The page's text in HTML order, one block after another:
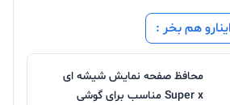
هم بخر :
محافظ صفحه نمایش شیشه ای
Super x مناسب برای گوشی